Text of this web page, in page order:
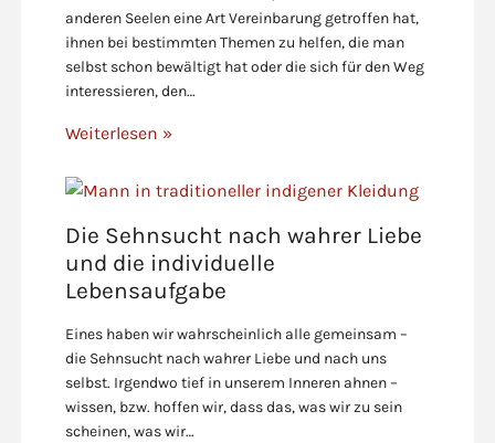
anderen Seelen eine Art Vereinbarung getroffen hat,
ihnen bei bestimmten Themen zu helfen, die man
selbst schon bewältigt hat oder die sich für den Weg
interessieren, den…
Weiterlesen »
Die Sehnsucht nach wahrer Liebe
und die individuelle
Lebensaufgabe
Eines haben wir wahrscheinlich alle gemeinsam –
die Sehnsucht nach wahrer Liebe und nach uns
selbst. Irgendwo tief in unserem Inneren ahnen –
wissen, bzw. hoffen wir, dass das, was wir zu sein
scheinen, was wir…